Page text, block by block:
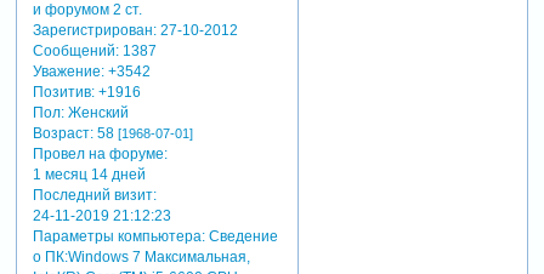
Зарегистрирован: 27-10-2012
Сообщений:1387
Уважение: +3542
Позитив: +1916
Пол:Женский
Возраст:58 [1968-07-01]
Провел на форуме:
1 месяц 14 дней
Последний визит:
24-11-2019 21:12:23
Параметры компьютера:Сведение
о ПК:Windows 7 Максимальная,